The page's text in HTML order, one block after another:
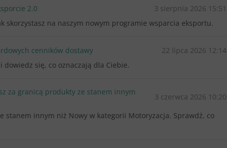
2.0
3 sierpnia 2026 15:51
skorzystasz na naszym nowym programie wsparcia eksportu.
cenników dostawy
22 lipca 2026 12:14
się, co oznaczają dla Ciebie.
za granicą produkty ze stanem innym
3 czerwca 2026 10:20
stanem innym niż Nowy w kategorii Motoryzacja. Sprawdź, co